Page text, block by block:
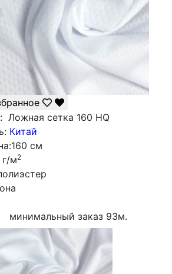
Ложная сетка 160 HQ
Китай
160 см
г/м2
минимальный заказ 93м.